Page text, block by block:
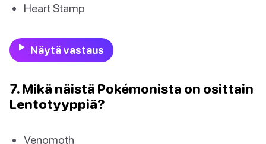
Heart Stamp
Näytä vastaus
7. Mikä näistä Pokémonista on osittain
Lentotyyppiä?
Venomoth